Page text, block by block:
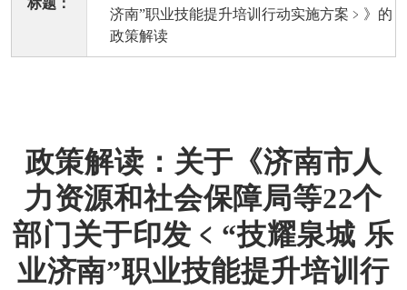
标题：
济南”职业技能提升培训行动实施方案﹥》的
政策解读
政策解读：关于《济南市人
力资源和社会保障局等22个
部门关于印发﹤“技耀泉城 乐
业济南”职业技能提升培训行